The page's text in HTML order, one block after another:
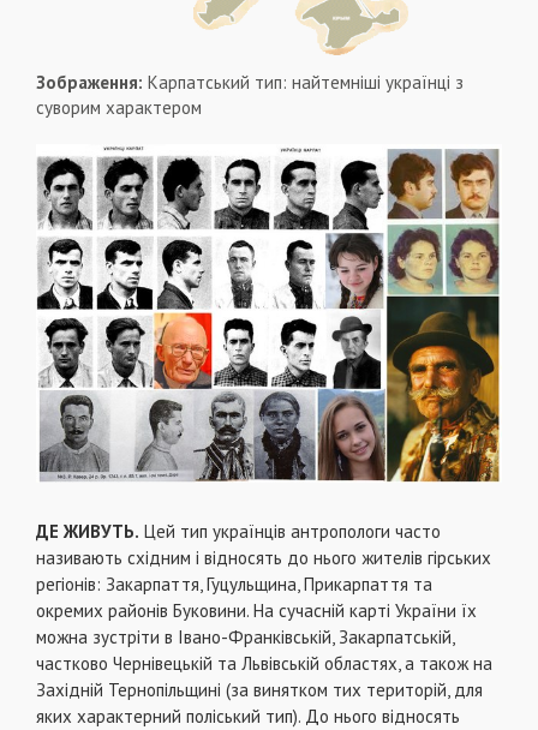
Зображення: Карпатський тип: найтемніші українці з
суворим характером
ДЕ ЖИВУТЬ. Цей тип українців антропологи часто
називають східним і відносять до нього жителів гірських
регіонів: Закарпаття, Гуцульщина, Прикарпаття та
окремих районів Буковини. На сучасній карті України їх
можна зустріти в Івано-Франківській, Закарпатській,
частково Чернівецькій та Львівській областях, а також на
Західній Тернопільщині (за винятком тих територій, для
яких характерний поліський тип). До нього відносять